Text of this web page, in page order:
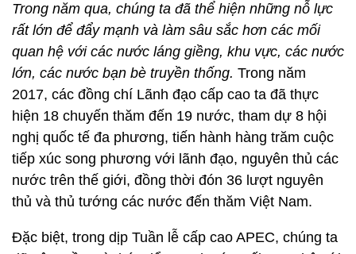
Trong năm qua, chúng ta đã thể hiện những nỗ lực
rất lớn để đẩy mạnh và làm sâu sắc hơn các mối
quan hệ với các nước láng giềng, khu vực, các nước
lớn, các nước bạn bè truyền thống. Trong năm
2017, các đồng chí Lãnh đạo cấp cao ta đã thực
hiện 18 chuyến thăm đến 19 nước, tham dự 8 hội
nghị quốc tế đa phương, tiến hành hàng trăm cuộc
tiếp xúc song phương với lãnh đạo, nguyên thủ các
nước trên thế giới, đồng thời đón 36 lượt nguyên
thủ và thủ tướng các nước đến thăm Việt Nam.
Đặc biệt, trong dịp Tuần lễ cấp cao APEC, chúng ta